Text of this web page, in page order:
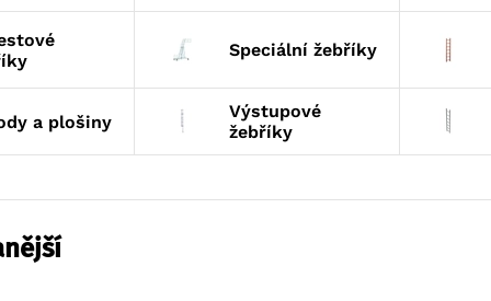
Speciální žebříky
a plošiny
Výstupové
žebříky